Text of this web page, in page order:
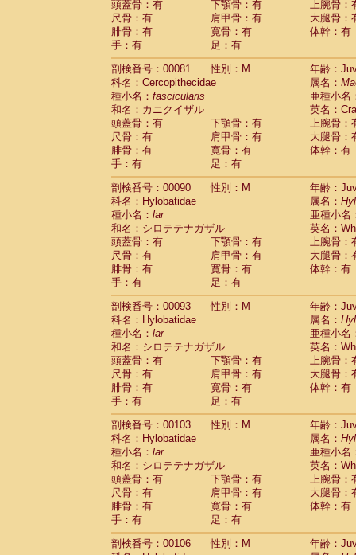
Hylobatidae Hylobates muelleri(0)
HylobatidaeHylobates pileatus(2)
Hylobatidae Hylobates
HylobatidaeHylobateshybrid(0)
HylobatidaeNomascus concolor(0)
HylobatidaeSymphalangus
Hominidae
(0)
Hominidae
Hominidae Gorilla gorilla beringei(0)
Hominidae Gorilla gorilla gorilla(0)
Primates misc.(0)
Scandentia Dendrogale melanura
Scandentia Ptilocercus lowii
Scandentia
Scandentia
ScandentiaTupaia minor
頭蓋骨：有
下顎骨：有
上腕骨：
尺骨：有
肩甲骨：有
大腿骨：
腓骨：有
寛骨：有
体幹：有
手：有
足：有
剖検番号：00081
性別：M
年齢：
科名：Cercopithecidae
属名：
種小名： fascicularis
亜種小名
和名：カニクイザル
英名：
頭蓋骨：有
下顎骨：有
上腕骨：
尺骨：有
肩甲骨：有
大腿骨：
腓骨：有
寛骨：有
体幹：有
手：有
足：有
剖検番号：00090
性別：M
年齢：
科名：Hylobatidae
属名：
種小名： lar
亜種小名
和名：シロテテナガザル
英名：
頭蓋骨：有
下顎骨：有
上腕骨：
尺骨：有
肩甲骨：有
大腿骨：
腓骨：有
寛骨：有
体幹：有
手：有
足：有
剖検番号：00093
性別：M
年齢：
科名：Hylobatidae
属名：
種小名： lar
亜種小名
和名：シロテテナガザル
英名：
頭蓋骨：有
下顎骨：有
上腕骨：
尺骨：有
肩甲骨：有
大腿骨：
腓骨：有
寛骨：有
体幹：有
手：有
足：有
剖検番号：00103
性別：M
年齢：
科名：Hylobatidae
属名：
種小名： lar
亜種小名
和名：シロテテナガザル
英名：
頭蓋骨：有
下顎骨：有
上腕骨：
尺骨：有
肩甲骨：有
大腿骨：
腓骨：有
寛骨：有
体幹：有
手：有
足：有
剖検番号：00106
性別：M
年齢：